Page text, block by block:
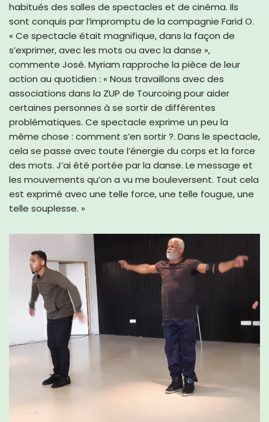
habitués des salles de spectacles et de cinéma. Ils
sont conquis par l’impromptu de la compagnie Farid O.
« Ce spectacle était magnifique, dans la façon de
s’exprimer, avec les mots ou avec la danse »,
commente José. Myriam rapproche la pièce de leur
action au quotidien : « Nous travaillons avec des
associations dans la ZUP de Tourcoing pour aider
certaines personnes à se sortir de différentes
problématiques. Ce spectacle exprime un peu la
même chose : comment s’en sortir ?. Dans le spectacle,
cela se passe avec toute l’énergie du corps et la force
des mots. J’ai été portée par la danse. Le message et
les mouvements qu’on a vu me bouleversent. Tout cela
est exprimé avec une telle force, une telle fougue, une
telle souplesse. »